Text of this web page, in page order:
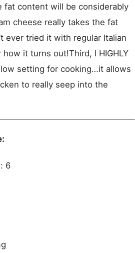
fat content will be considerably
cheese really takes the fat
ever tried it with regular Italian
it turns out!Third, I HIGHLY
setting for cooking…it allows
to really seep into the
6